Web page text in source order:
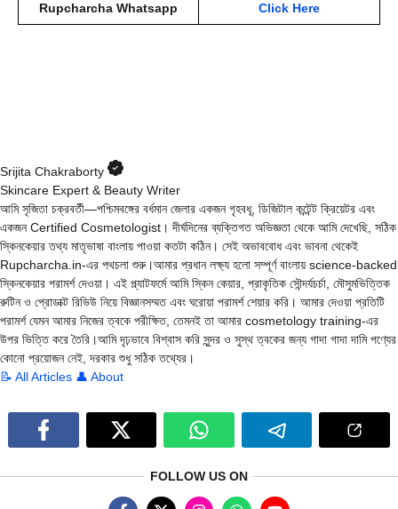
Rupcharcha Whatsapp Click Here
Srijita Chakraborty
Skincare Expert & Beauty Writer
আমি সৃজিতা চক্রবর্তী—পশ্চিমবঙ্গের বর্ধমান জেলার একজন গৃহবধূ, ডিজিটাল কন্টেন্ট ক্রিয়েটর এবং
একজন Certified Cosmetologist। দীর্ঘদিনের ব্যক্তিগত অভিজ্ঞতা থেকে আমি দেখেছি, সঠিক
স্কিনকেয়ার তথ্য মাতৃভাষা বাংলায় পাওয়া কতটা কঠিন। সেই অভাববোধ এবং ভাবনা থেকেই
Rupcharcha.in-এর পথচলা শুরু।আমার প্রধান লক্ষ্য হলো সম্পূর্ণ বাংলায় science-backed
স্কিনকেয়ার পরামর্শ দেওয়া। এই প্ল্যাটফর্মে আমি স্কিন কেয়ার, প্রাকৃতিক সৌন্দর্যচর্চা, মৌসুমভিত্তিক
রুটিন ও প্রোডাক্ট রিভিউ নিয়ে বিজ্ঞানসম্মত এবং ঘরোয়া পরামর্শ শেয়ার করি। আমার দেওয়া প্রতিটি
পরামর্শ যেমন আমার নিজের ত্বকে পরীক্ষিত, তেমনই তা আমার cosmetology training-এর
উপর ভিত্তি করে তৈরি।আমি দৃঢ়ভাবে বিশ্বাস করি সুন্দর ও সুস্থ ত্বকের জন্য গাদা গাদা দামি পণ্যের
কোনো প্রয়োজন নেই, দরকার শুধু সঠিক তথ্যের।
📝 All Articles 👤 About
FOLLOW US ON